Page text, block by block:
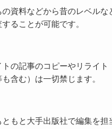
の資料などから昔のレベルな
ることが可能です。
トの記事のコピーやリライト
含む）は一切禁じます。
もと大手出版社で編集を担